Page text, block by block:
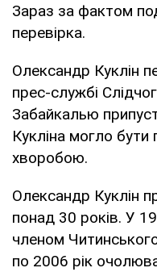
Зараз за фактом
перевірка.
Олександр Куклін
прес-службі
Забайкалью
Кукліна могло бути
хворобою.
Олександр Куклін
понад 30 років. У
членом
по 2006 рік